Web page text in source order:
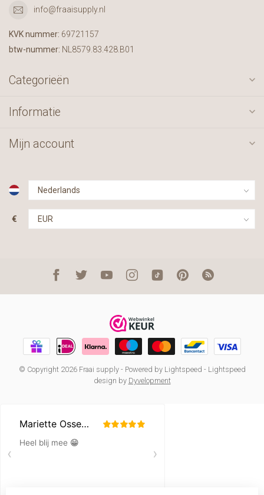
info@fraaisupply.nl
KVK nummer: 69721157
btw-nummer: NL8579.83.428.B01
Categorieën
Informatie
Mijn account
€
© Copyright 2026 Fraai supply- Powered by Lightspeed - Lightspeed
design by Dyvelopment